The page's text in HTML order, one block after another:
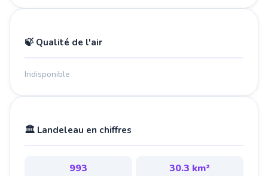
🍃 Qualité de l'air
Indisponible
🏛️ Landeleau en chiffres
993 30.3 km²